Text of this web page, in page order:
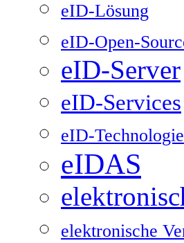
eID-Lösung
eID-Open-
eID-Server
eID-Services
eID-Technologie
eIDAS
elektronische